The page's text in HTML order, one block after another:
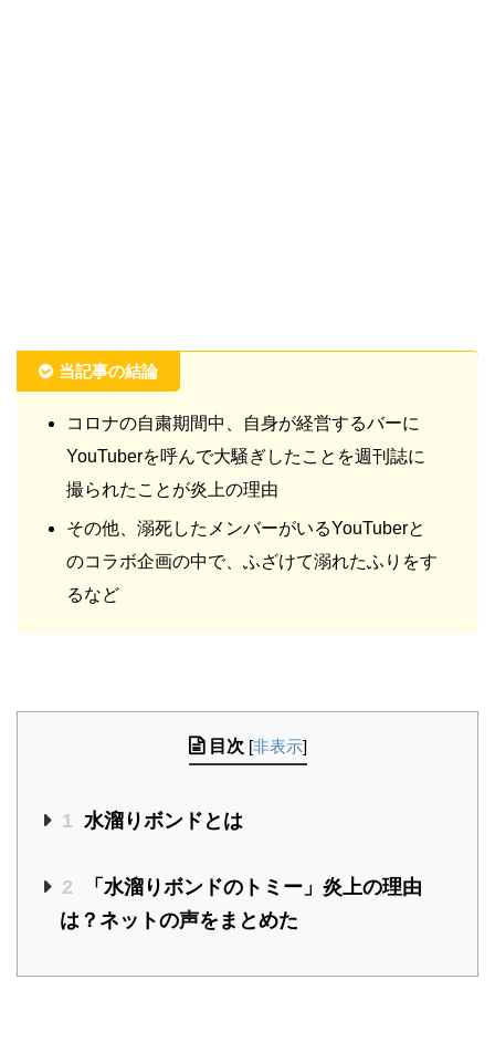
当記事の結論
コロナの自粛期間中、自身が経営するバーに
YouTuberを呼んで大騒ぎしたことを週刊誌に
撮られたことが炎上の理由
その他、溺死したメンバーがいるYouTuberと
のコラボ企画の中で、ふざけて溺れたふりをす
るなど
目次 [非表示]
1 水溜りボンドとは
2
「水溜りボンドのトミー」炎上の理由
は？ネットの声をまとめた